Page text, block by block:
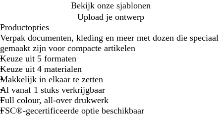
Bekijk onze sjablonen
Upload je ontwerp
Productopties
Verpak documenten, kleding en meer met dozen die speciaal
gemaakt zijn voor compacte artikelen
Keuze uit 5 formaten
Keuze uit 4 materialen
Makkelijk in elkaar te zetten
Al vanaf 1 stuks verkrijgbaar
Full colour, all-over drukwerk
FSC®-gecertificeerde optie beschikbaar